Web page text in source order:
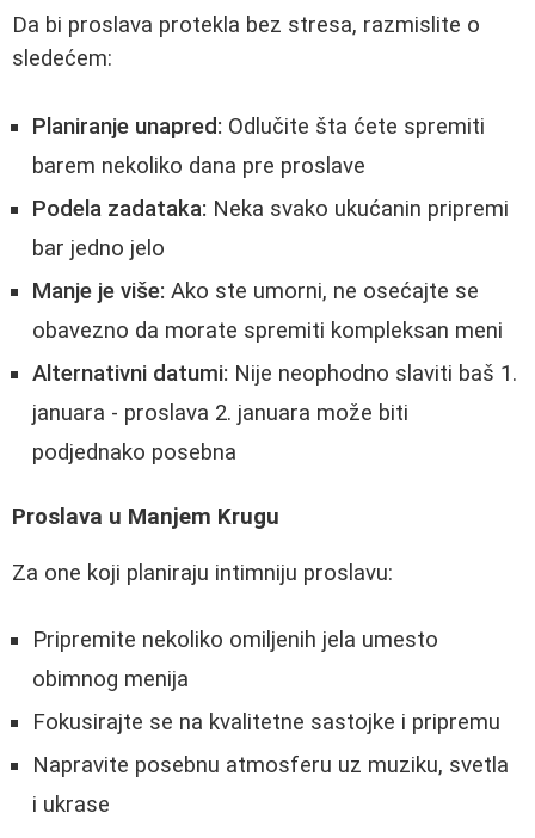
Da bi proslava protekla bez stresa, razmislite o
sledećem:
Planiranje unapred: Odlučite šta ćete spremiti
barem nekoliko dana pre proslave
Podela zadataka: Neka svako ukućanin pripremi
bar jedno jelo
Manje je više: Ako ste umorni, ne osećajte se
obavezno da morate spremiti kompleksan meni
Alternativni datumi: Nije neophodno slaviti baš 1.
januara - proslava 2. januara može biti
podjednako posebna
Proslava u Manjem Krugu
Za one koji planiraju intimniju proslavu:
Pripremite nekoliko omiljenih jela umesto
obimnog menija
Fokusirajte se na kvalitetne sastojke i pripremu
Napravite posebnu atmosferu uz muziku, svetla
i ukrase